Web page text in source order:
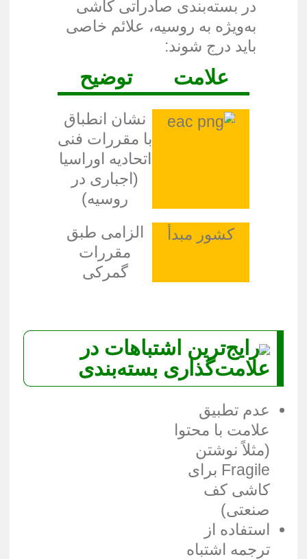
در بسته‌بندی صادراتی کاشی
به‌ویژه به روسیه، علائم خاصی
باید درج شوند:
علامت توضیح
نشان انطباق
با مقررات فنی
اتحادیه اوراسیا
(اجباری در
روسیه)
کشور مبدأ
الزامی طبق
مقررات
گمرکی
رایج‌ترین اشتباهات در
علامت‌گذاری بسته‌بندی
عدم تطبیق
علامت با محتوا
(مثلاً نوشتن
Fragile برای
کاشی کف
صنعتی)
استفاده از
ترجمه اشتباه